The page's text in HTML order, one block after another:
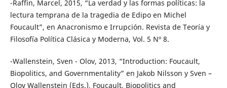
-Raffin, Marcel, 2015, “La verdad y las formas políticas: la
lectura temprana de la tragedia de Edipo en Michel
Foucault”, en Anacronismo e Irrupción. Revista de Teoría y
Filosofía Política Clásica y Moderna, Vol. 5 Nº 8.
-Wallenstein, Sven - Olov, 2013, “Introduction: Foucault,
Biopolitics, and Governmentality” en Jakob Nilsson y Sven –
Olov Wallenstein (Eds.), Foucault, Biopolitics and